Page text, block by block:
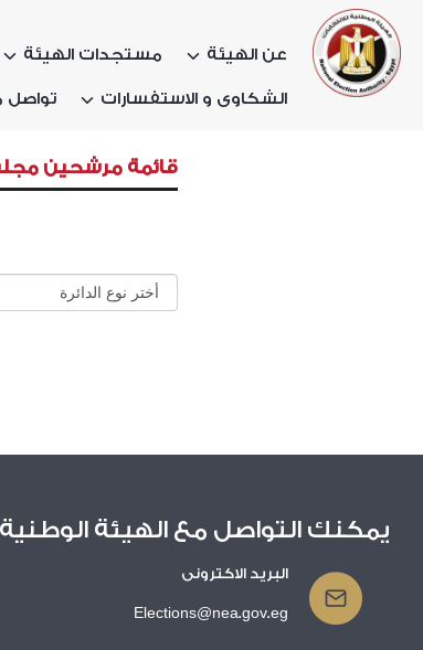
عن الهيئة مستجدات الهيئة
الشكاوى و الاستفسارات تواصل
قائمة مرشحين
يمكنك التواصل مع الهيئة
البريد الاكترونى
Elections@nea.gov.eg